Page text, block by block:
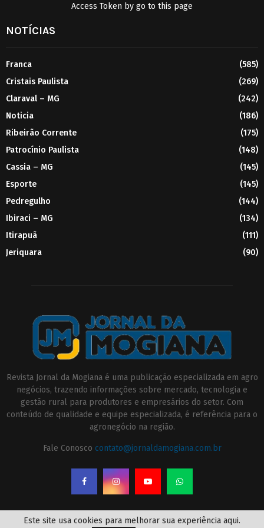
Access Token by go to this page
NOTÍCIAS
Franca
(585)
Cristais Paulista
(269)
Claraval – MG
(242)
Noticia
(186)
Ribeirão Corrente
(175)
Patrocínio Paulista
(148)
Cassia – MG
(145)
Esporte
(145)
Pedregulho
(144)
Ibiraci – MG
(134)
Itirapuã
(111)
Jeriquara
(90)
Revista Jornal da Mogiana é uma publicação especializada em agro
negócios, trazendo informações sobre mercado, tecnologia e
gestão rural para produtores e empresários do setor. Com
conteúdo de qualidade e equipe especializada, é referência para o
agronegócio na região.
Fale Conosco contato@jornaldamogiana.com.br
Este site usa cookies para melhorar sua experiência aqui.